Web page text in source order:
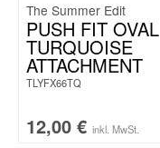
The Summer Edit
PUSH FIT OVAL
TURQUOISE
ATTACHMENT
TLYFX66TQ
12,00 € inkl. MwSt.